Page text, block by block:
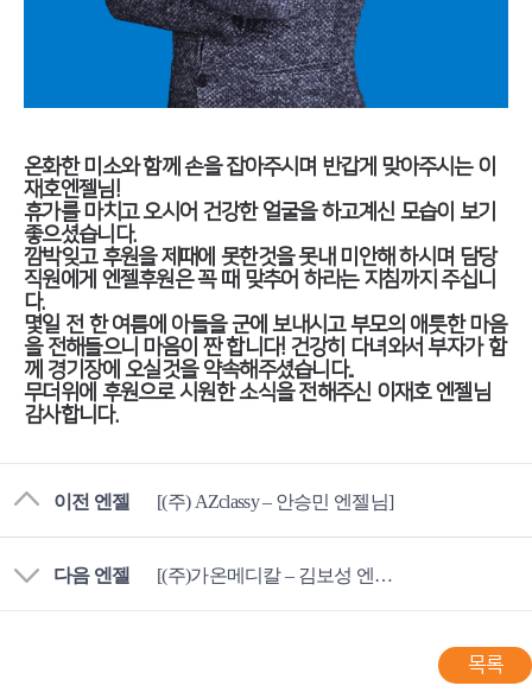
온화한 미소와 함께 손을 잡아주시며 반갑게 맞아주시는 이
재호엔젤님!
휴가를 마치고 오시어 건강한 얼굴을 하고계신 모습이 보기
좋으셨습니다.
깜박잊고 후원을 제때에 못한것을 못내 미안해 하시며 담당
직원에게 엔젤후원은 꼭 때 맞추어 하라는 지침까지 주십니
다.
몇일 전 한 여름에 아들을 군에 보내시고 부모의 애틋한 마음
을 전해들으니 마음이 짠 합니다! 건강히 다녀와서 부자가 함
께 경기장에 오실것을 약속해주셨습니다..
무더위에 후원으로 시원한 소식을 전해주신 이재호 엔젤님
감사합니다.
이전 엔젤 [(주) AZclassy – 안승민 엔젤님]
다음 엔젤 [(주)가온메디칼 – 김보성 엔젤님]
목록